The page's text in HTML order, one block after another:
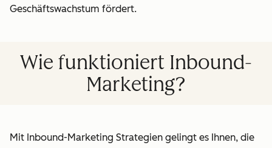
Geschäftswachstum fördert.
Wie funktioniert Inbound-
Marketing?
Mit Inbound-Marketing Strategien gelingt es Ihnen, die